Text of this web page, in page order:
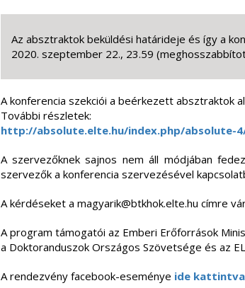
Az absztraktok beküldési határideje és így a
2020. szeptember 22., 23.59
A konferencia szekciói a beérkezett absztraktok
További részletek:
http://absolute.elte.hu/index.php/absolute-
A szervezőknek sajnos nem áll módjában
szervezők a konferencia szervezésével
A kérdéseket a magyarik@btkhok.elte.hu címre
A program támogatói az Emberi Erőforrások
a Doktoranduszok Országos Szövetsége és az
A rendezvény facebook-eseménye ide kattintva